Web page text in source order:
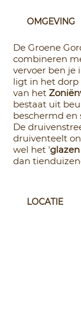
De Groene
combineren
vervoer ben je
ligt in het dorp
van het
bestaat uit
beschermd en
De
druiventeelt
wel het '
dan
OMGEVING
LOCATIE